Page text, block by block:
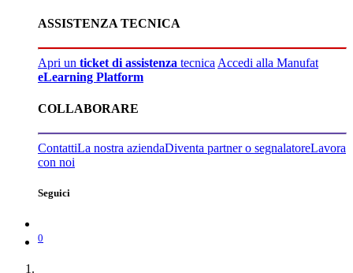
ASSISTENZA TECNICA
Apri un ticket di assistenza tecnicaAccedi alla Manufat
eLearning Platform
COLLABORARE
ContattiLa nostra aziendaDiventa partner o segnalatoreLavora
con noi
Seguici
0